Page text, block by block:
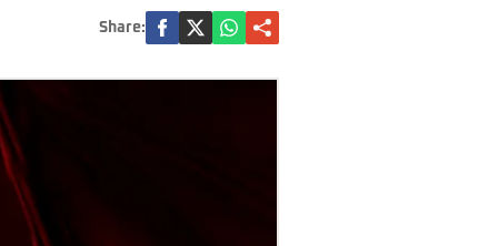
Share: